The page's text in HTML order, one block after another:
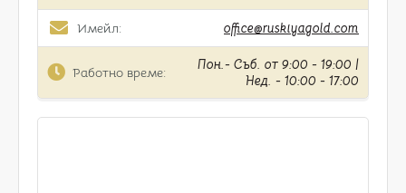
Имейл: office@ruskiyagold.com
Работно време:
Пон.- Съб. от 9:00 - 19:00 |
Нед. - 10:00 - 17:00